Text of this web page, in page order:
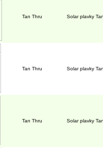
Tan Thru Solar plavky
Tan Thru Solar plavky
Tan Thru Solar plavky